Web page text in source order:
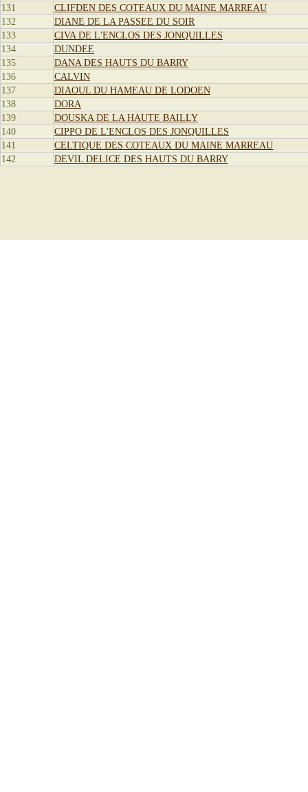
131
CLIFDEN DES COTEAUX DU MAINE MARREAU
132
DIANE DE LA PASSEE DU SOIR
133
CIVA DE L'ENCLOS DES JONQUILLES
134
DUNDEE
135
DANA DES HAUTS DU BARRY
136
CALVIN
137
DIAOUL DU HAMEAU DE LODOEN
138
DORA
139
DOUSKA DE LA HAUTE BAILLY
140
CIPPO DE L'ENCLOS DES JONQUILLES
141
CELTIQUE DES COTEAUX DU MAINE MARREAU
142
DEVIL DELICE DES HAUTS DU BARRY